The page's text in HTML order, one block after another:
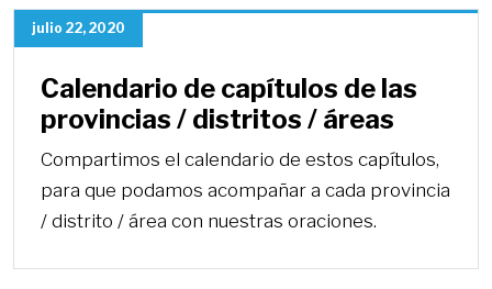
julio 22, 2020
Calendario de capítulos de las
provincias / distritos / áreas
Compartimos el calendario de estos capítulos,
para que podamos acompañar a cada provincia
/ distrito / área con nuestras oraciones.